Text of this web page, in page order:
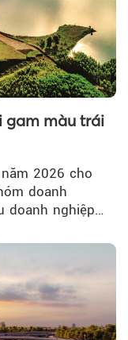
gam màu trái
2026 cho
doanh
doanh nghiệp